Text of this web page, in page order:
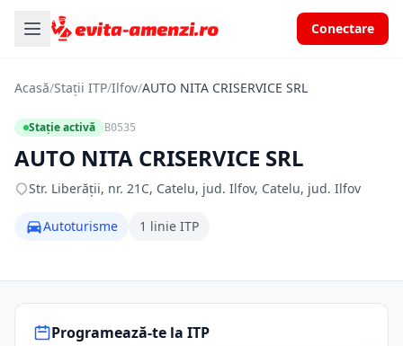
Conectare
Acasă/Stații ITP/Ilfov/AUTO NITA CRISERVICE SRL
Stație activă B0535
AUTO NITA CRISERVICE SRL
Str. Liberăţii, nr. 21C, Catelu, jud. Ilfov, Catelu, jud. Ilfov
Autoturisme 1 linie ITP
Programează-te la ITP